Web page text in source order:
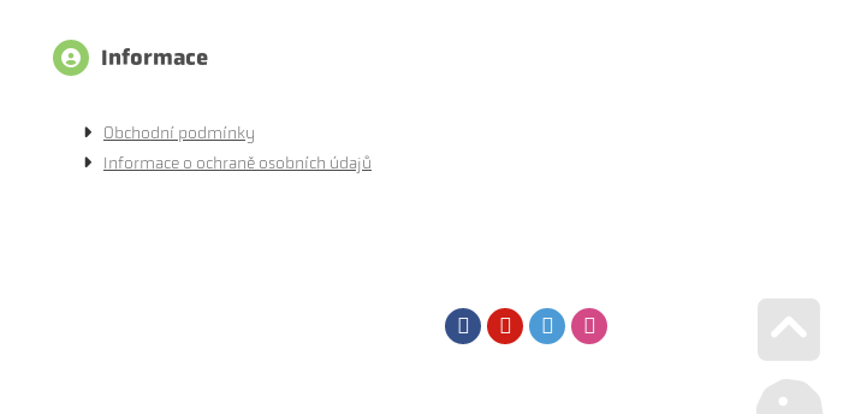
Informace
Obchodní podmínky
Informace o ochraně osobních údajů
FacebookYoutubeTwitter
Go